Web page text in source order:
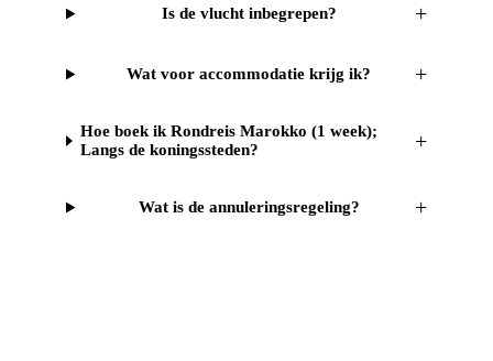
Is de vlucht inbegrepen? +
Wat voor accommodatie krijg ik? +
Hoe boek ik Rondreis Marokko (1 week);
Langs de koningssteden?
+
Wat is de annuleringsregeling? +